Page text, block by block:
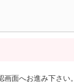
面へお進み下さい。